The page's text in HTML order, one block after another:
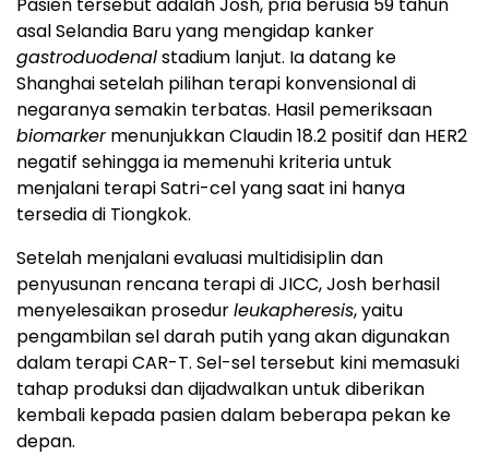
Pasien tersebut adalah Josh, pria berusia 59 tahun
asal Selandia Baru yang mengidap kanker
gastroduodenalstadium lanjut. Ia datang ke
Shanghai setelah pilihan terapi konvensional di
negaranya semakin terbatas. Hasil pemeriksaan
biomarkermenunjukkan Claudin 18.2 positif dan HER2
negatif sehingga ia memenuhi kriteria untuk
menjalani terapi Satri-cel yang saat ini hanya
tersedia di Tiongkok.
Setelah menjalani evaluasi multidisiplin dan
penyusunan rencana terapi di JICC, Josh berhasil
menyelesaikan prosedurleukapheresis, yaitu
pengambilan sel darah putih yang akan digunakan
dalam terapi CAR-T. Sel-sel tersebut kini memasuki
tahap produksi dan dijadwalkan untuk diberikan
kembali kepada pasien dalam beberapa pekan ke
depan.